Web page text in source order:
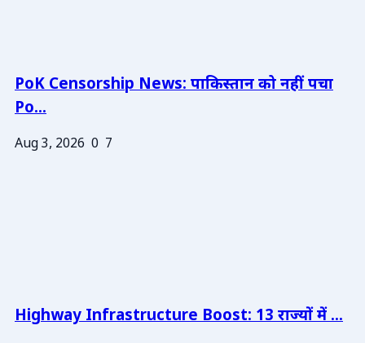
PoK Censorship News: पाकिस्तान को नहीं पचा
Po...
Aug 3, 2026 0 7
Highway Infrastructure Boost: 13 राज्यों में ...